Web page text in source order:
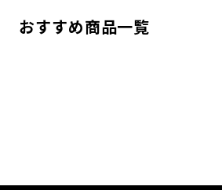
おすすめ商品一覧